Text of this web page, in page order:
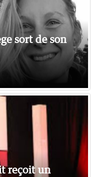
sort de son
reçoit un